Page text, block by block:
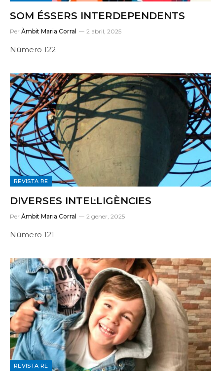
SOM ÉSSERS INTERDEPENDENTS
Per Àmbit Maria Corral 2 abril, 2025
Número 122
REVISTA RE
DIVERSES INTEL·LIGÈNCIES
Per Àmbit Maria Corral 2 gener, 2025
Número 121
REVISTA RE